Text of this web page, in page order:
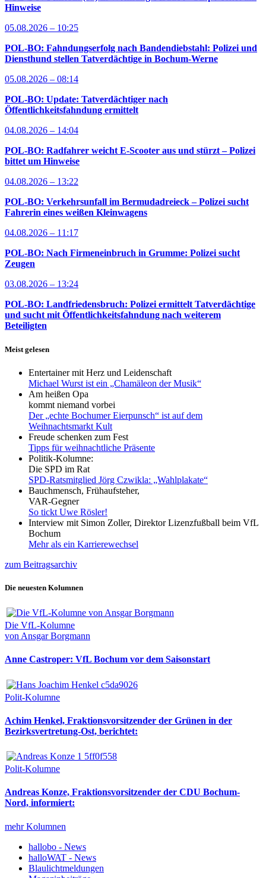
Hinweise
05.08.2026 – 10:25
POL-BO: Fahndungserfolg nach Bandendiebstahl: Polizei und
Diensthund stellen Tatverdächtige in Bochum-Werne
05.08.2026 – 08:14
POL-BO: Update: Tatverdächtiger nach
Öffentlichkeitsfahndung ermittelt
04.08.2026 – 14:04
POL-BO: Radfahrer weicht E-Scooter aus und stürzt – Polizei
bittet um Hinweise
04.08.2026 – 13:22
POL-BO: Verkehrsunfall im Bermudadreieck – Polizei sucht
Fahrerin eines weißen Kleinwagens
04.08.2026 – 11:17
POL-BO: Nach Firmeneinbruch in Grumme: Polizei sucht
Zeugen
03.08.2026 – 13:24
POL-BO: Landfriedensbruch: Polizei ermittelt Tatverdächtige
und sucht mit Öffentlichkeitsfahndung nach weiterem
Beteiligten
Meist gelesen
Entertainer mit Herz und Leidenschaft
Michael Wurst ist ein „Chamäleon der Musik“
Am heißen Opa
kommt niemand vorbei
Der „echte Bochumer Eierpunsch“ ist auf dem
Weihnachtsmarkt Kult
Freude schenken zum Fest
Tipps für weihnachtliche Präsente
Politik-Kolumne:
Die SPD im Rat
SPD-Ratsmitglied Jörg Czwikla: „Wahlplakate“
Bauchmensch, Frühaufsteher,
VAR-Gegner
So tickt Uwe Rösler!
Interview mit Simon Zoller, Direktor Lizenzfußball beim VfL
Bochum
Mehr als ein Karrierewechsel
zum Beitragsarchiv
Die neuesten Kolumnen
Die VfL-Kolumne
von Ansgar Borgmann
Anne Castroper: VfL Bochum vor dem Saisonstart
Polit-Kolumne
Achim Henkel, Fraktionsvorsitzender der Grünen in der
Bezirksvertretung-Ost, berichtet:
Polit-Kolumne
Andreas Konze, Fraktionsvorsitzender der CDU Bochum-
Nord, informiert:
mehr Kolumnen
hallobo - News
halloWAT - News
Blaulichtmeldungen